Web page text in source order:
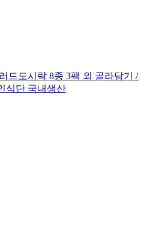
드도시락 8종 3팩 외 골라담기 /
식단 국내생산